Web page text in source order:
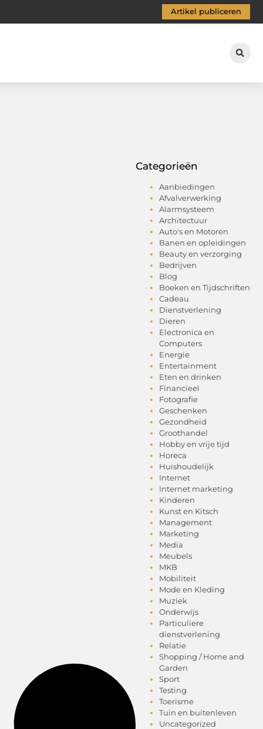
Artikel publiceren
Categorieën
Aanbiedingen
Afvalverwerking
Alarmsysteem
Architectuur
Auto's en Motoren
Banen en opleidingen
Beauty en verzorging
Bedrijven
Blog
Boeken en Tijdschriften
Cadeau
Dienstverlening
Dieren
Electronica en
Computers
Energie
Entertainment
Eten en drinken
Financieel
Fotografie
Geschenken
Gezondheid
Groothandel
Hobby en vrije tijd
Horeca
Huishoudelijk
Internet
Internet marketing
Kinderen
Kunst en Kitsch
Management
Marketing
Media
Meubels
MKB
Mobiliteit
Mode en Kleding
Muziek
Onderwijs
Particuliere
dienstverlening
Relatie
Shopping / Home and
Garden
Sport
Testing
Toerisme
Tuin en buitenleven
Uncategorized